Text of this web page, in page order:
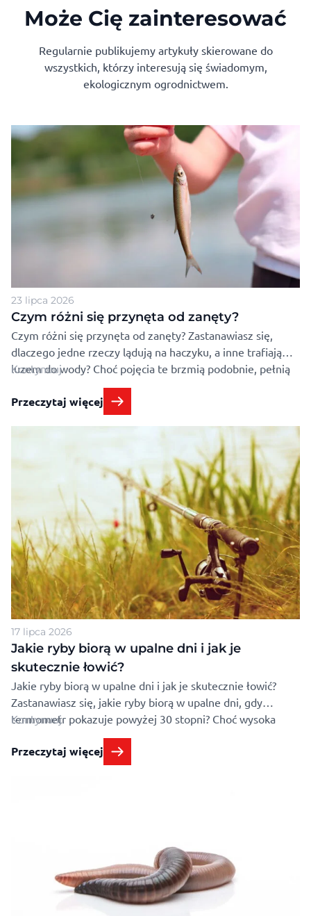
Może Cię zainteresować
Regularnie publikujemy artykuły skierowane do
wszystkich, którzy interesują się świadomym,
ekologicznym ogrodnictwem.
23 lipca 2026
Czym różni się przynęta od zanęty?
Czym różni się przynęta od zanęty? Zastanawiasz się,
dlaczego jedne rzeczy lądują na haczyku, a inne trafiają
luzem do wody? Choć pojęcia te brzmią podobnie, pełnią
zupełnie inne funkcje. Przynęta ma skusić rybę do
bezpośredniego brania, a zanęta zwabić ją w łowisko i
utrzymać tam dłużej. Dowiedz się, czym różni się przynęta
Kontynuuj
Przeczytaj więcej
17 lipca 2026
Jakie ryby biorą w upalne dni i jak je
skutecznie łowić?
Jakie ryby biorą w upalne dni i jak je skutecznie łowić?
Zastanawiasz się, jakie ryby biorą w upalne dni, gdy
termometr pokazuje powyżej 30 stopni? Choć wysoka
temperatura zmienia zachowanie organizmów wodnych,
odpowiednia strategia i wybór łowiska pozwalają na udane
brania. Podpowiadamy, gdzie szukać ryb w pełnym słońcu
Kontynuuj
Przeczytaj więcej